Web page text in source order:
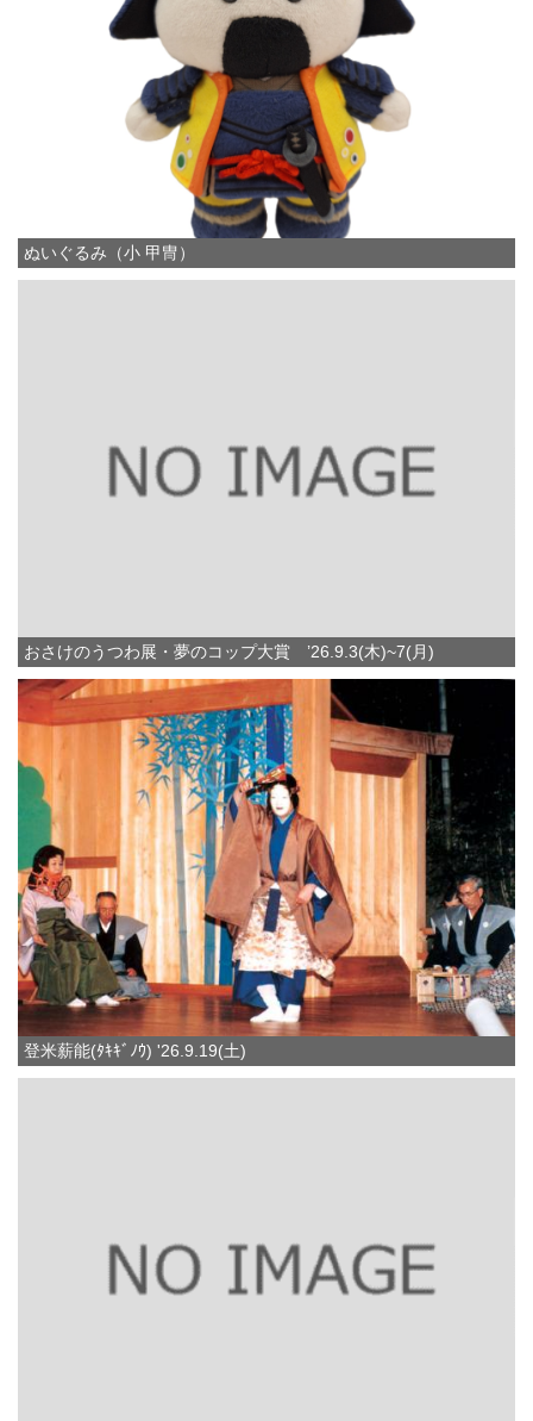
ぬいぐるみ（小 甲冑）
おさけのうつわ展・夢のコップ大賞 ’26.9.3(木)~7(月)
登米薪能(ﾀｷｷﾞﾉｳ) '26.9.19(土)